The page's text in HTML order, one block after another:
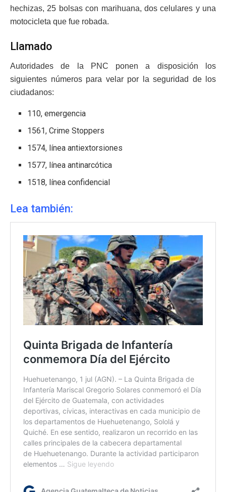
hechizas, 25 bolsas con marihuana, dos celulares y una
motocicleta que fue robada.
Llamado
Autoridades de la PNC ponen a disposición los
siguientes números para velar por la seguridad de los
ciudadanos:
110, emergencia
1561, Crime Stoppers
1574, línea antiextorsiones
1577, línea antinarcótica
1518, línea confidencial
Lea también: